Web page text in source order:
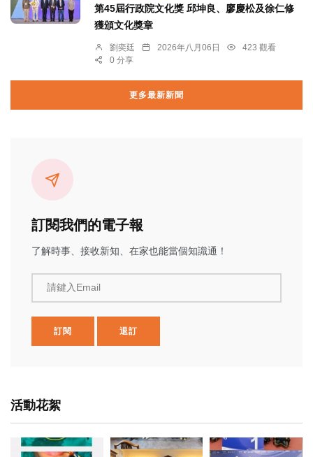
第45屆行政院文化獎 邱坤良、廖慶松及徐仁修
獲頒文化獎章
劉奕廷 2026年八月06日
423 觀看
0 分享
更多最新新聞
訂閱我們的電子報
了解時事、接收新知、在家也能當個知識通！
請鍵入Email
訂閱 退訂
活動花絮